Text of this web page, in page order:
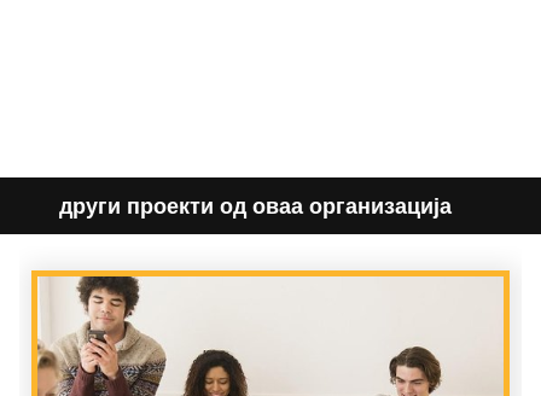
други проекти од оваа организација